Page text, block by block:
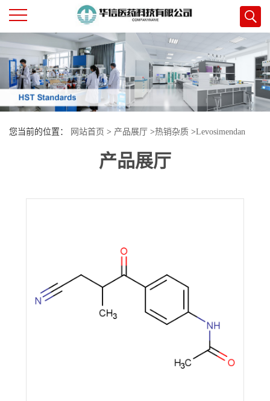
公
司
首
页
司
您当前的位置： 网站首页 > 产品展厅 >热销杂质 >Levosimendan
产品展厅